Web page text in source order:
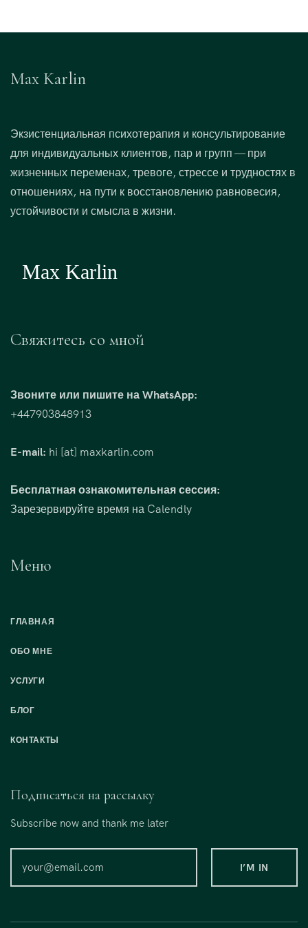
Max Karlin
Экзистенциальная психотерапия и консультирование
для индивидуальных клиентов, пар и групп — при
жизненных переменах, тревоге, стрессе и трудностях в
отношениях, на пути к восстановлению равновесия,
устойчивости и смысла в жизни.
Свяжитесь со мной
Звоните или пишите на WhatsApp:
+447903848913
E-mail: hi [at] maxkarlin.com
Бесплатная ознакомительная сессия:
Зарезервируйте время на Calendly
Меню
ГЛАВНАЯ
ОБО МНЕ
УСЛУГИ
БЛОГ
КОНТАКТЫ
Подписаться на рассылку
Subscribe now and thank me later